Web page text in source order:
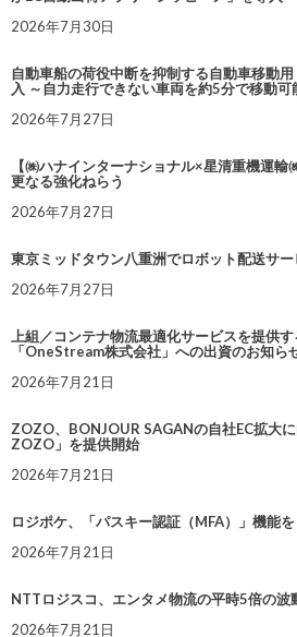
2026年7月30日
自動車船の荷役中断を抑制する自動車移動
入 ～自力走行できない車両を約5分で移動可
2026年7月27日
【㈱ハナインターナショナル×星清重機運
更なる強化ねらう
2026年7月27日
東京ミッドタウン八重洲でロボット配送サ
2026年7月27日
上組／コンテナ物流最適化サービスを提供
「OneStream株式会社」への出資のお知ら
2026年7月21日
ZOZO、BONJOUR SAGANの自社EC拡大
ZOZO」を提供開始
2026年7月21日
ロジポケ、「パスキー認証（MFA）」機能
2026年7月21日
NTTロジスコ、エンタメ物流の平時5倍の
2026年7月21日